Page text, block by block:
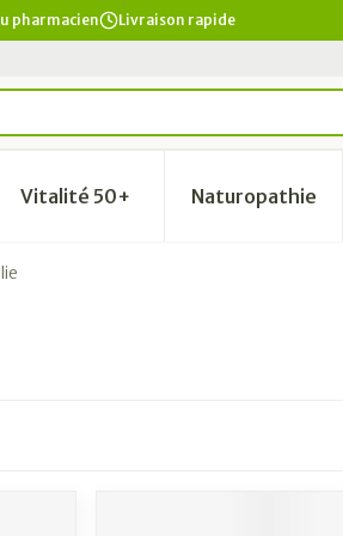
pharmacien Livraison rapide
et hygièneRégime, alimentation &
menu pour la catégorie
Vitalité 50+Afficher le sous-menu pour
Naturopathie
Afficher